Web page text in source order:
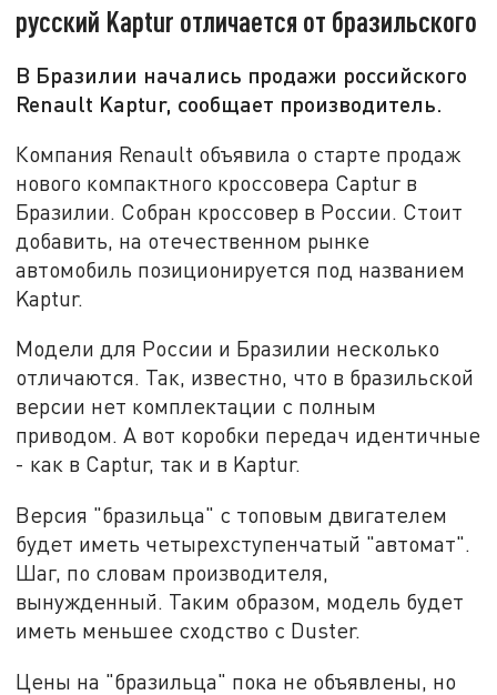
русский Kaptur отличается от бразильского
В Бразилии начались продажи российского
Renault Kaptur, сообщает производитель.
Компания Renault объявила о старте продаж
нового компактного кроссовера Captur в
Бразилии. Собран кроссовер в России. Стоит
добавить, на отечественном рынке
автомобиль позиционируется под названием
Kaptur.
Модели для России и Бразилии несколько
отличаются. Так, известно, что в бразильской
версии нет комплектации с полным
приводом. А вот коробки передач идентичные
- как в Captur, так и в Kaptur.
Версия "бразильца" с топовым двигателем
будет иметь четырехступенчатый "автомат".
Шаг, по словам производителя,
вынужденный. Таким образом, модель будет
иметь меньшее сходство с Duster.
Цены на "бразильца" пока не объявлены, но